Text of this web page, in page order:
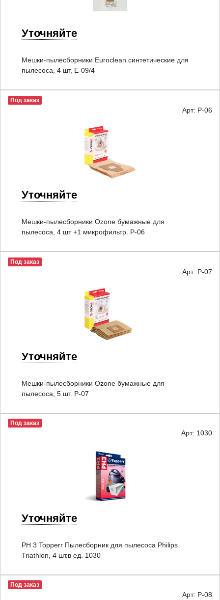
Уточняйте
Мешки-пылесборники Euroclean синтетические для
пылесоса, 4 шт, E-09/4
Под заказ
Арт: P-06
Уточняйте
Мешки-пылесборники Ozone бумажные для
пылесоса, 4 шт +1 микрофильтр. P-06
Под заказ
Арт: P-07
Уточняйте
Мешки-пылесборники Ozone бумажные для
пылесоса, 5 шт. P-07
Под заказ
Арт: 1030
Уточняйте
PH 3 Topperr Пылесборник для пылесоса Philips
Triathlon, 4 шт.в ед. 1030
Под заказ
Арт: P-08